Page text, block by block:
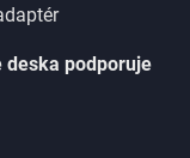
deska podporuje